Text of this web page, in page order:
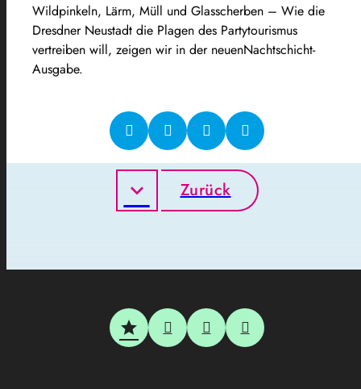
Wildpinkeln, Lärm, Müll und Glasscherben – Wie die
Dresdner Neustadt die Plagen des Partytourismus
vertreiben will, zeigen wir in der neuenNachtschicht-
Ausgabe.
Zurück